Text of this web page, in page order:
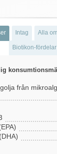
Intag Alla
Biotikon-fördelar
från